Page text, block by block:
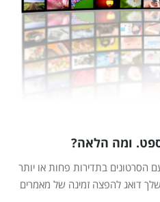
ומה הלאה?
בתדירות פחות או יותר
דואג להפצה זמינה של מאמרים